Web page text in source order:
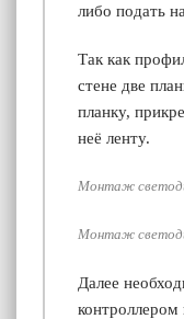
либо подать
Так как
стене две
планку,
неё ленту.
Монтаж
Монтаж
Далее
контроллером